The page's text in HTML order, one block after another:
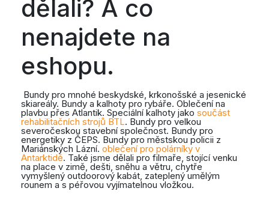
dělali? A co
nenajdete na
eshopu.
Bundy pro mnohé beskydské, krkonošské a jesenické
skiareály. Bundy a kalhoty pro rybáře. Oblečení na
plavbu přes Atlantik. Speciální kalhoty jako součást
rehabilitačních strojů BTL. Bundy pro velkou
severočeskou stavební společnost. Bundy pro
energetiky z ČEPS. Bundy pro městskou policii z
Mariánských Lázní. oblečení pro polárníky v
Antarktidě. Také jsme dělali pro filmaře, stojící venku
na place v zimě, dešti, sněhu a větru, chytře
vymyšlený outdoorový kabát, zateplený umělým
rounem a s péřovou vyjímatelnou vložkou.